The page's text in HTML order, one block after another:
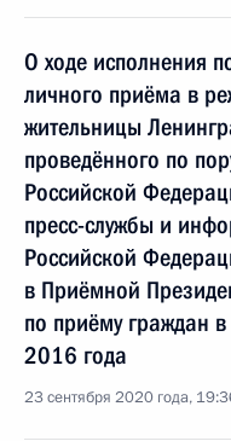
О ходе исполнения
личного приёма в
жительницы
проведённого по
Российской
пресс-службы и
Российской
в Приёмной
по приёму граждан
2016 года
23 сентября 2020 года,